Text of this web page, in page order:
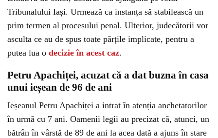
Tribunalului Iași. Urmează ca instanța să stabilească un
prim termen al procesului penal. Ulterior, judecătorii vor
asculta ce au de spus toate părțile implicate, pentru a
putea lua o decizie în acest caz.
Petru Apachiței, acuzat că a dat buzna în casa
unui ieșean de 96 de ani
Ieșeanul Petru Apachiței a intrat în atenția anchetatorilor
în urmă cu 7 ani. Oamenii legii au precizat că, atunci, un
bătrân în vârstă de 89 de ani la acea dată a ajuns în stare